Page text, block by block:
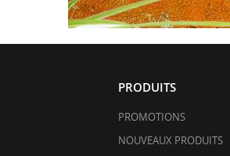
PRODUITS
PROMOTIONS
NOUVEAUX PRODUITS